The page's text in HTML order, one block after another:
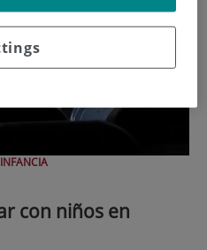
con niños en